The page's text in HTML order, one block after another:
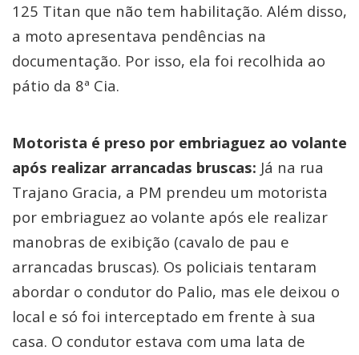
125 Titan que não tem habilitação. Além disso,
a moto apresentava pendências na
documentação. Por isso, ela foi recolhida ao
pátio da 8ª Cia.
Motorista é preso por embriaguez ao volante
após realizar arrancadas bruscas: Já na rua
Trajano Gracia, a PM prendeu um motorista
por embriaguez ao volante após ele realizar
manobras de exibição (cavalo de pau e
arrancadas bruscas). Os policiais tentaram
abordar o condutor do Palio, mas ele deixou o
local e só foi interceptado em frente à sua
casa. O condutor estava com uma lata de